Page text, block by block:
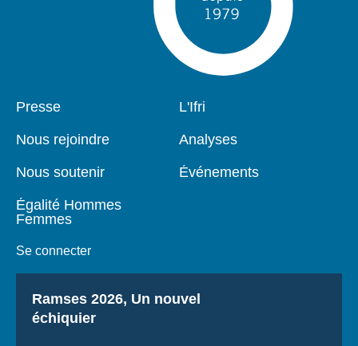
Pied
Presse
Nous rejoindre
Nous soutenir
Égalité Hommes
Femmes
Se connecter
Navigation
L'Ifri
Analyses
Événements
Titre
Ramses 2026, Un nouvel
échiquier